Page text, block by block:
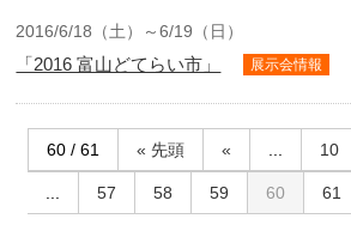
2016/6/18（土）～6/19（日）
「2016 富山どてらい市」 展示会情報
60 / 61 « 先頭 « 10
57 58 59 60 61